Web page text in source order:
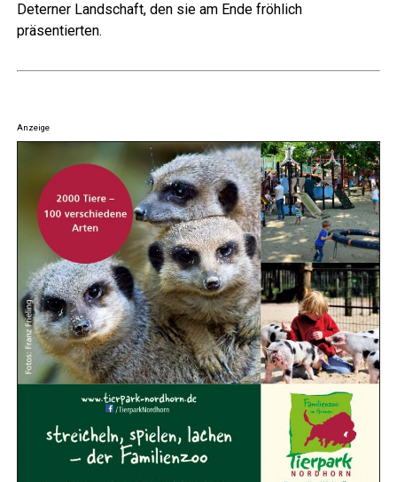
Deter­ner Land­schaft, den sie am Ende fröh­lich
präsentierten.
Anzeige